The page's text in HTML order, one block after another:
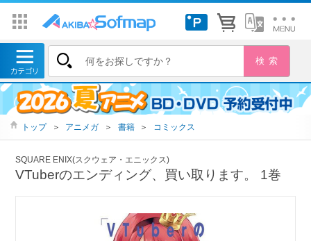
トップ ＞ アニメガ ＞ 書籍 ＞ コミックス
SQUARE ENIX(スクウェア・エニックス)
VTuberのエンディング、買い取ります。 1巻